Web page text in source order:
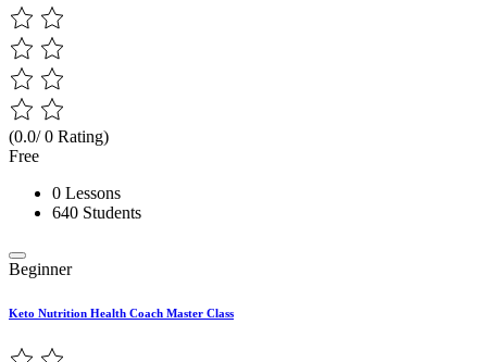
(0.0/ 0 Rating)
Free
0 Lessons
640 Students
Beginner
Keto Nutrition Health Coach Master Class